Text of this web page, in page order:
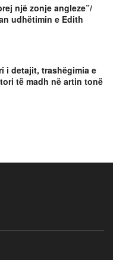
një zonje angleze”/
udhëtimin e Edith
i detajit, trashëgimia e
të madh në artin tonë